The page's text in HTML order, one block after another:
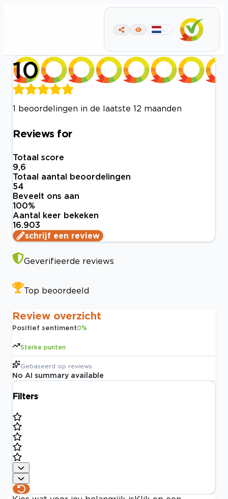
10
1 beoordelingen in de laatste 12 maanden
Reviews for
Totaal score
9,6
Totaal aantal beoordelingen
54
Beveelt ons aan
100%
Aantal keer bekeken
16.903
schrijf een review
Geverifieerde reviews
Top beoordeeld
Review overzicht
Positief sentiment0%
Sterke punten
Gebaseerd op reviews
No AI summary available
Filters